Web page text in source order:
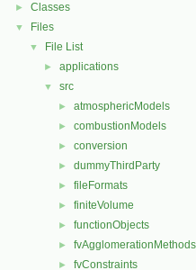
► Classes
▼ Files
▼ File List
► applications
▼ src
► atmosphericModels
► combustionModels
► conversion
► dummyThirdParty
► fileFormats
► finiteVolume
► functionObjects
► fvAgglomerationMethods
► fvConstraints